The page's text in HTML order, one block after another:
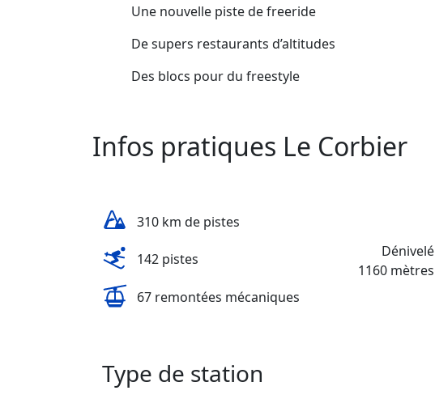
Une nouvelle piste de freeride
De supers restaurants d’altitudes
Des blocs pour du freestyle
Infos pratiques Le Corbier
310 km de pistes
142 pistes
67 remontées mécaniques
Dénivelé
1160 mètres
Type de station